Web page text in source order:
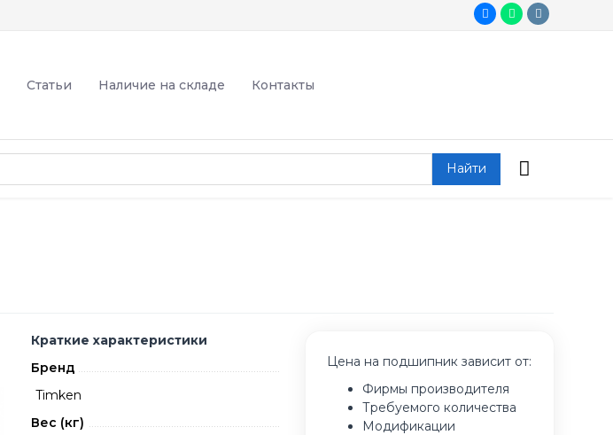
Статьи Наличие на складе Контакты
Найти
Краткие характеристики
Бренд
Timken
Вес (кг)
Цена на подшипник зависит от:
Фирмы производителя
Требуемого количества
Модификации